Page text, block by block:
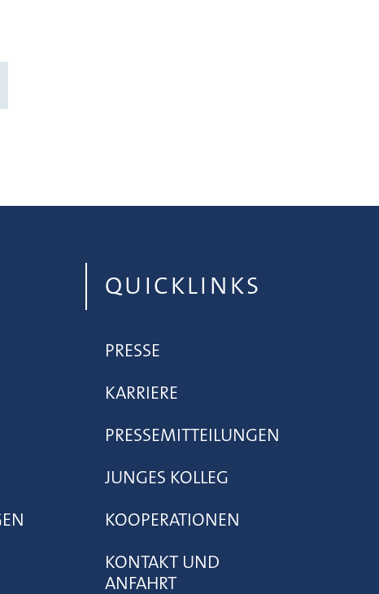
QUICKLINKS
PRESSE
KARRIERE
PRESSEMITTEILUNGEN
JUNGES KOLLEG
KOOPERATIONEN
KONTAKT UND
ANFAHRT